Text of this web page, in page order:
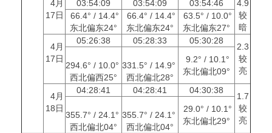
4月
17日
03:54:09 03:54:09 03:54:46
4.9
较
暗
66.4° / 14.4°
东北偏东24°
66.4° / 14.4°
东北偏东24°
63.5° / 10.0°
东北偏东27°
4月
17日
05:26:38 05:28:33 05:30:28
2.3
较
亮
294.6° / 10.0°
西北偏西25°
331.5° / 14.9°
西北偏北28°
9.2° / 10.1°
东北偏北09°
4月
18日
04:28:41 04:28:41 04:30:38
1.7
较
亮
355.7° / 24.1°
西北偏北04°
355.7° / 24.1°
西北偏北04°
29.0° / 10.1°
东北偏北29°